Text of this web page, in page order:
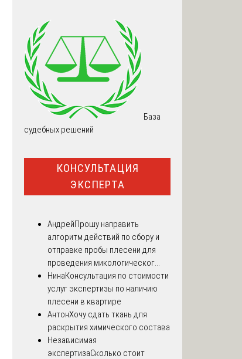
База
судебных решений
КОНСУЛЬТАЦИЯ
ЭКСПЕРТА
АндрейПрошу направить
алгоритм действий по сбору и
отправке пробы плесени для
проведения микологическог...
НинаКонсультация по стоимости
услуг экспертизы по наличию
плесени в квартире
АнтонХочу сдать ткань для
раскрытия химического состава
Независимая
экспертизаСколько стоит